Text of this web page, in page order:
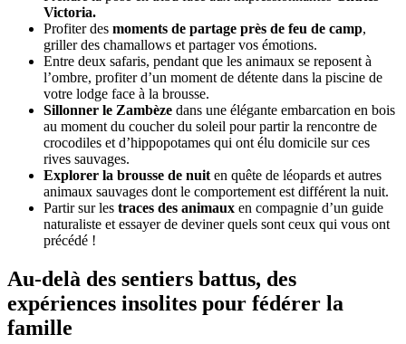
Victoria.
Profiter des moments de partage près de feu de camp,
griller des chamallows et partager vos émotions.
Entre deux safaris, pendant que les animaux se reposent à
l’ombre, profiter d’un moment de détente dans la piscine de
votre lodge face à la brousse.
Sillonner le Zambèze dans une élégante embarcation en bois
au moment du coucher du soleil pour partir la rencontre de
crocodiles et d’hippopotames qui ont élu domicile sur ces
rives sauvages.
Explorer la brousse de nuit en quête de léopards et autres
animaux sauvages dont le comportement est différent la nuit.
Partir sur les traces des animaux en compagnie d’un guide
naturaliste et essayer de deviner quels sont ceux qui vous ont
précédé !
Au-delà des sentiers battus, des
expériences insolites pour fédérer la
famille